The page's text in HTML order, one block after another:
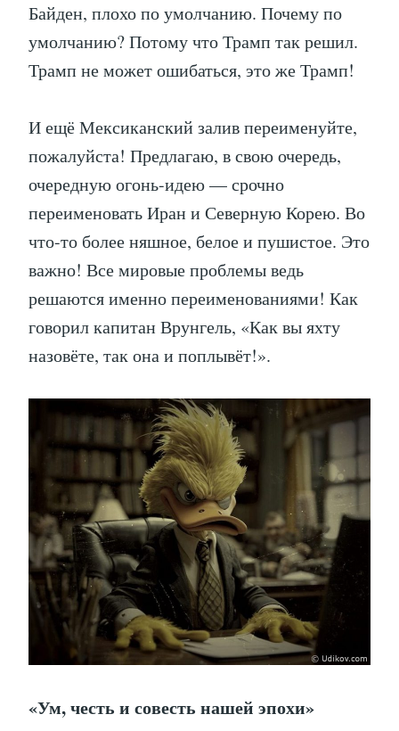
Байден, плохо по умолчанию. Почему по
умолчанию? Потому что Трамп так решил.
Трамп не может ошибаться, это же Трамп!
И ещё Мексиканский залив переименуйте,
пожалуйста! Предлагаю, в свою очередь,
очередную огонь-идею — срочно
переименовать Иран и Северную Корею. Во
что-то более няшное, белое и пушистое. Это
важно! Все мировые проблемы ведь
решаются именно переименованиями! Как
говорил капитан Врунгель, «Как вы яхту
назовёте, так она и поплывёт!».
«Ум, честь и совесть нашей эпохи»